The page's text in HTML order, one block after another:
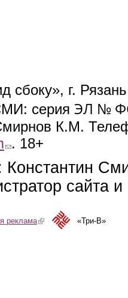
сбоку», г.
серия ЭЛ №
К.М.
(link sends e-mail)
. 18+
Константин
сайта
реклама(link is external)«Три-В»